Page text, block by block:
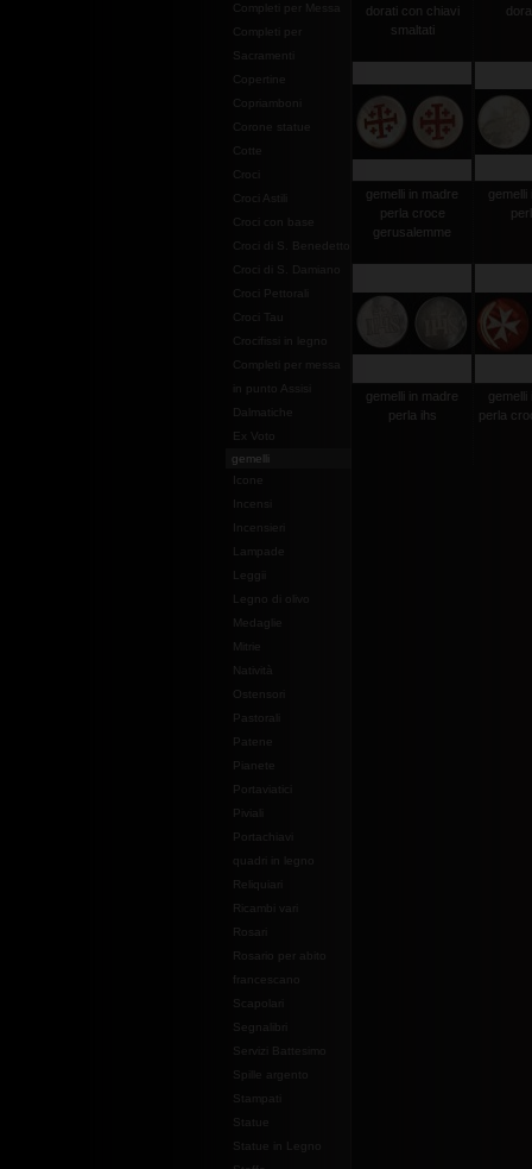
Completi per Messa
Completi per
Sacramenti
Copertine
Copriamboni
Corone statue
Cotte
Croci
Croci Astili
Croci con base
Croci di S. Benedetto
Croci di S. Damiano
Croci Pettorali
Croci Tau
Crocifissi in legno
Completi per messa
in punto Assisi
Dalmatiche
Ex Voto
gemelli
Leggii
Legno di olivo
Medaglie
Mitrie
Natività
Ostensori
Pastorali
Patene
Pianete
Portaviatici
Piviali
Portachiavi
quadri in legno
Reliquiari
Ricambi vari
Rosari
Rosario per abito
francescano
Scapolari
Segnalibri
Servizi Battesimo
Spille argento
Stampati
Statue
Statue in Legno
dorati con chiavi
smaltati
gemelli in madre
perla croce
gerusalemme
gemelli in madre
perla ihs
perla